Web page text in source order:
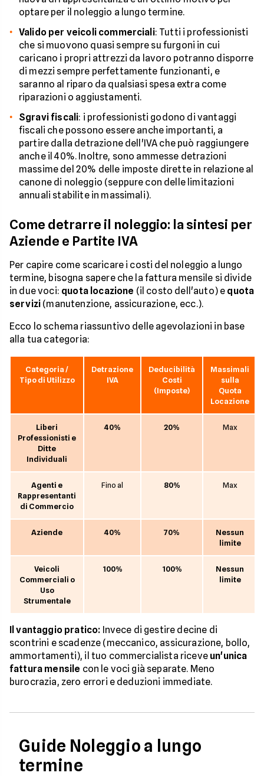
optare per il noleggio a lungo termine.
Valido per veicoli commerciali: Tutti i professionisti
che si muovono quasi sempre su furgoni in cui
caricano i propri attrezzi da lavoro potranno disporre
di mezzi sempre perfettamente funzionanti, e
saranno al riparo da qualsiasi spesa extra come
riparazioni o aggiustamenti.
Sgravi fiscali: i professionisti godono di vantaggi
fiscali che possono essere anche importanti, a
partire dalla detrazione dell'IVA che può raggiungere
anche il 40%. Inoltre, sono ammesse detrazioni
massime del 20% delle imposte dirette in relazione al
canone di noleggio (seppure con delle limitazioni
annuali stabilite in massimali).
Come detrarre il noleggio: la sintesi per
Aziende e Partite IVA
Per capire come scaricare i costi del noleggio a lungo
termine, bisogna sapere che la fattura mensile si divide
in due voci: quota locazione (il costo dell'auto) e quota
servizi (manutenzione, assicurazione, ecc.).
Ecco lo schema riassuntivo delle agevolazioni in base
alla tua categoria:
Categoria /
Tipo di Utilizzo
Detrazione
IVA
Deducibilità
Costi
(Imposte)
Massimali
sulla
Quota
Locazione
Liberi
Professionisti e
Ditte
Individuali
40% 20% Max
Agenti e
Rappresentanti
di Commercio
Fino al 80% Max
Aziende 40% 70%
Nessun
limite
Veicoli
Commerciali o
Uso
Strumentale
100% 100%
Nessun
limite
Il vantaggio pratico: Invece di gestire decine di
scontrini e scadenze (meccanico, assicurazione, bollo,
ammortamenti), il tuo commercialista riceve un'unica
fattura mensile con le voci già separate. Meno
burocrazia, zero errori e deduzioni immediate.
Guide Noleggio a lungo
termine